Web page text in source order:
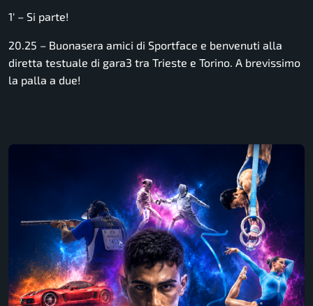
1′ – Si parte!
20.25 – Buonasera amici di Sportface e benvenuti alla
diretta testuale di gara3 tra Trieste e Torino. A brevissimo
la palla a due!